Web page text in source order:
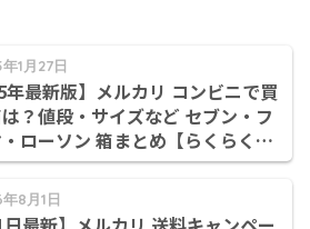
1月27日
年最新版】メルカリ コンビニで買
？値段・サイズなど セブン・フ
ローソン 箱まとめ【らくらくメ
箱 コンビニ/ゆうゆうメルカリ便
ビニ/メルカリ 箱 ローソン/メルカ
ァミマ/メルカリ 箱 セブン】
8月1日